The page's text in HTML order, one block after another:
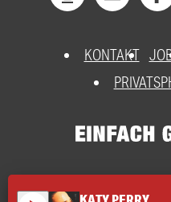
KONTAKT